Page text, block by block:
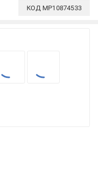
КОД MP10874533